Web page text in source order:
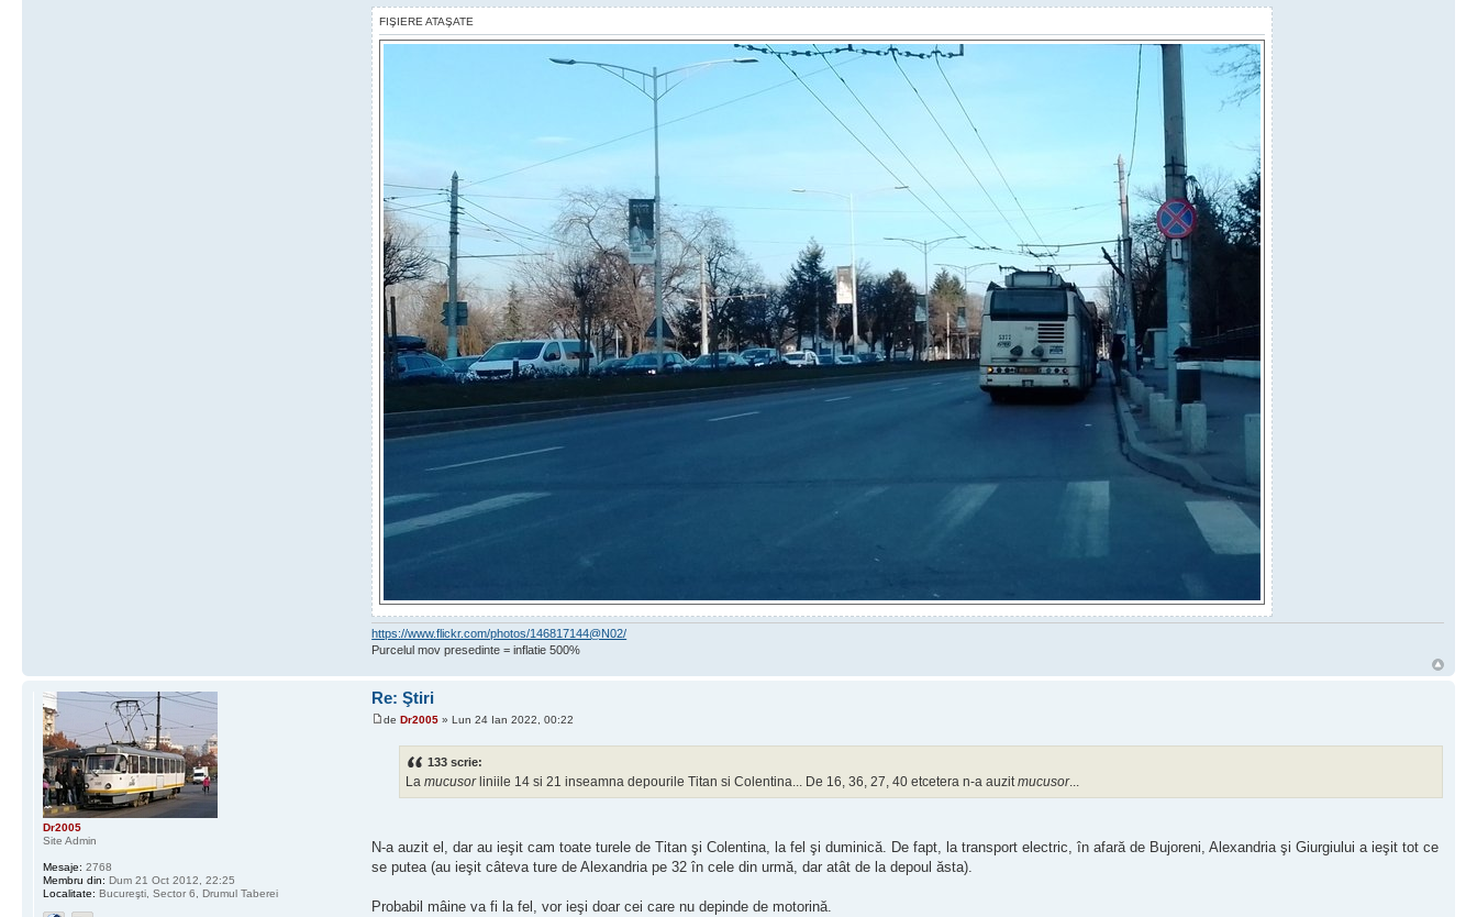
FIŞIERE ATAŞATE
https://www.flickr.com/photos/146817144@N02/
Purcelul mov presedinte = inflatie 500%
Re: Ştiri
deDr2005 » Lun 24 Ian 2022, 00:22
133 scrie:
Lamucusorliniile 14 si 21 inseamna depourile Titan si Colentina... De 16, 36, 27, 40 etcetera n-a auzitmucusor...
N-a auzit el, dar au ieşit cam toate turele de Titan şi Colentina, la fel şi duminică. De fapt, la transport electric, în afară de Bujoreni, Alexandria şi Giurgiului a ieşit tot ce
se putea (au ieşit câteva ture de Alexandria pe 32 în cele din urmă, dar atât de la depoul ăsta).
Probabil mâine va fi la fel, vor ieşi doar cei care nu depinde de motorină.
Dr2005
Site Admin
Mesaje: 2768
Membru din: Dum 21 Oct 2012, 22:25
Localitate: Bucureşti, Sector 6, Drumul Taberei